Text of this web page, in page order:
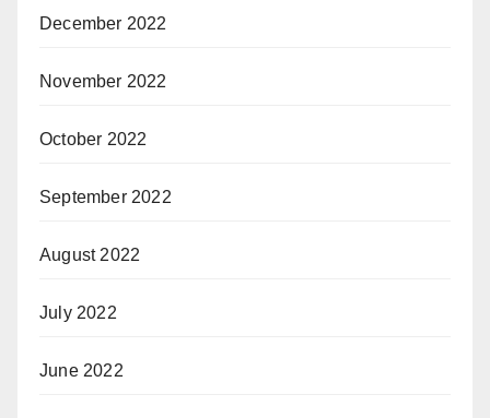
December 2022
November 2022
October 2022
September 2022
August 2022
July 2022
June 2022